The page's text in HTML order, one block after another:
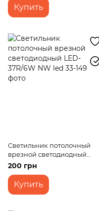
Купить
Светильник потолочный
врезной светодиодный
LED-37R/6W NW led
200 грн
Купить